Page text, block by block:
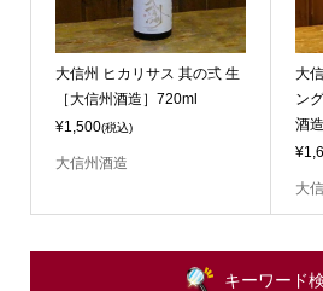
大信州 ヒカリサス 其の弍 生
［大信州酒造］720ml
¥1,500(税込)
大信州酒造
大
ン
酒
大
キーワード